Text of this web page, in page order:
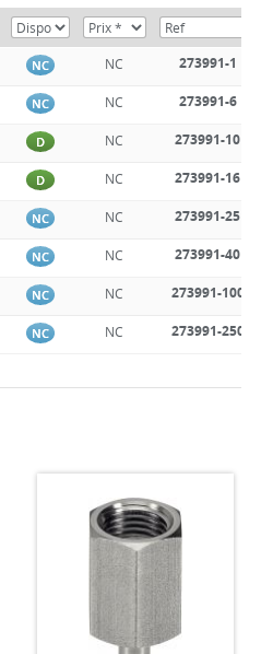
NC NC 273991-1
NC NC 273991-6
D NC 273991-10
D NC 273991-16
NC NC 273991-25
NC NC 273991-40
NC NC 273991-100
NC NC 273991-250